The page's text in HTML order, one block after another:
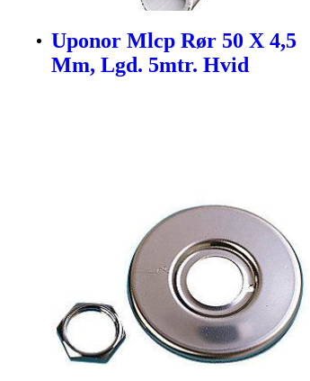
Uponor Mlcp Rør 50 X 4,5
Mm, Lgd. 5mtr. Hvid